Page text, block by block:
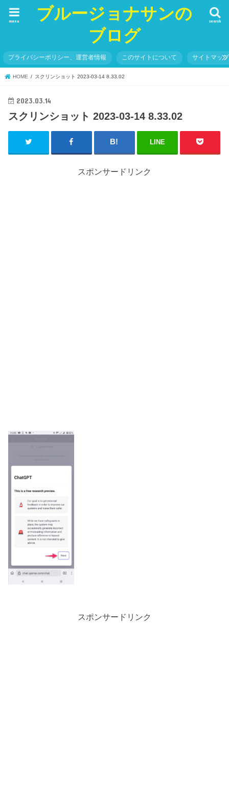
ブルージョナサンの
ブログ
search
menu
プライバシーポリシー、運営者情報 このサイトについて サイトマップ
HOME スクリンショット 2023-03-14 8.33.02
2023.03.14
スクリンショット 2023-03-14 8.33.02
LINE
スポンサードリンク
スポンサードリンク